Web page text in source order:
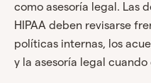
como asesoría legal. Las
HIPAA deben revisarse
políticas internas, los
y la asesoría legal